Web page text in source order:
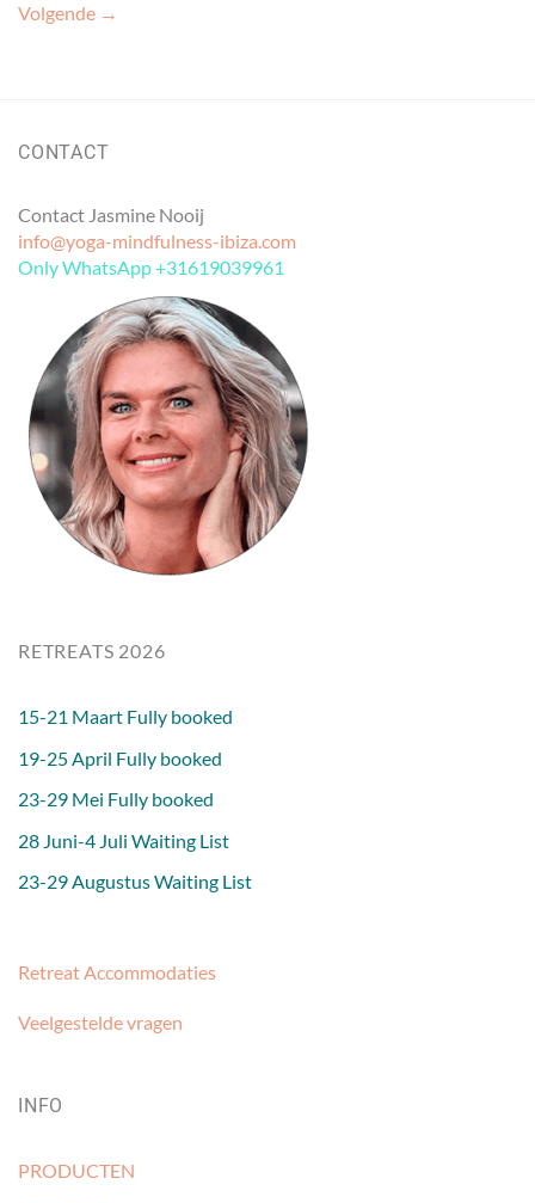
Volgende →
CONTACT
Contact Jasmine Nooij
info@yoga-mindfulness-ibiza.com
Only WhatsApp +31619039961
RETREATS 2026
15-21 Maart Fully booked
19-25 April Fully booked
23-29 Mei Fully booked
28 Juni-4 Juli Waiting List
23-29 Augustus Waiting List
Retreat Accommodaties
Veelgestelde vragen
INFO
PRODUCTEN